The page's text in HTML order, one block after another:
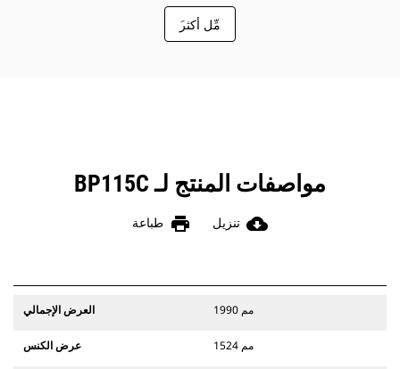
َمِّل أكثر
مواصفات المنتج لـ BP115C
cloud_download تنزيل print طباعة
العرض الإجمالي 1990 مم
عرض الكنس 1524 مم